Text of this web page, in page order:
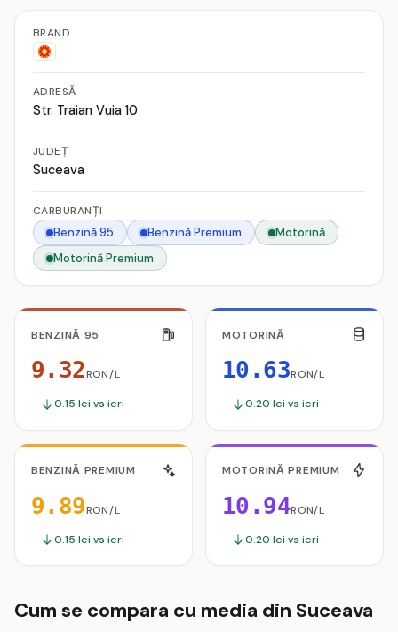
BRAND
ADRESĂ
Str. Traian Vuia 10
JUDEȚ
Suceava
CARBURANȚI
Benzină 95 Benzină Premium
Motorină
Motorină Premium
BENZINĂ 95
9.32RON/L
0.15 lei vs ieri
MOTORINĂ
10.63RON/L
0.20 lei vs ieri
BENZINĂ PREMIUM
9.89RON/L
0.15 lei vs ieri
MOTORINĂ PREMIUM
10.94RON/L
0.20 lei vs ieri
Cum se compara cu media din Suceava